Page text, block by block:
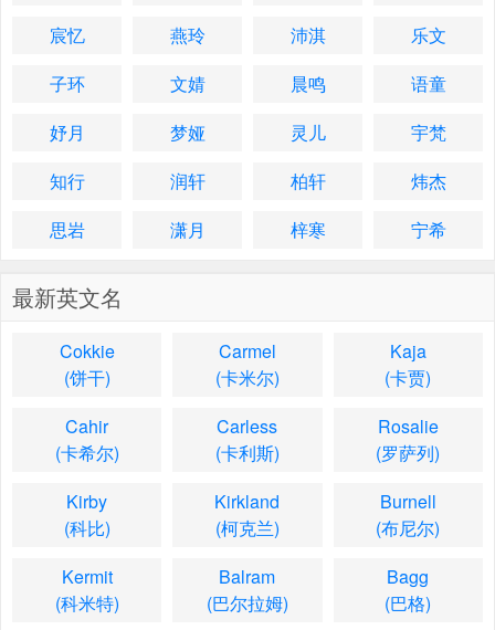
宸忆
燕玲 沛淇
乐文
子环
文婧 晨鸣
语童
妤月
梦娅 灵儿
宇梵
知行
润轩 柏轩
炜杰
思岩
潇月 梓寒 宁希
最新英文名
Cokkie
(饼干)
Carmel
(卡米尔)
Kaja
(卡贾)
Cahir
(卡希尔)
Carless
(卡利斯)
Rosalie
(罗萨列)
Kirby
(科比)
Kirkland
(柯克兰)
Burnell
(布尼尔)
Kermit
(科米特)
Balram
(巴尔拉姆)
Bagg
(巴格)